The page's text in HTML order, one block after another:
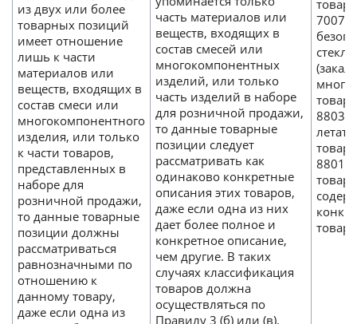
из двух или более
товарных позиций
имеет отношение
лишь к части
материалов или
веществ, входящих в
состав смеси или
многокомпонентного
изделия, или только
к части товаров,
представленных в
наборе для
розничной продажи,
то данные товарные
позиции должны
рассматриваться
равнозначными по
отношению к
данному товару,
даже если одна из
часть материалов или
веществ, входящих в
состав смесей или
многокомпонентных
изделий, или только
часть изделий в наборе
для розничной продажи,
то данные товарные
позиции следует
рассматривать как
одинаково конкретные
описания этих товаров,
даже если одна из них
дает более полное и
конкретное описание,
чем другие. В таких
случаях классификация
товаров должна
осуществляться по
Правилу 3 (б) или (в).
7007
8803
8801